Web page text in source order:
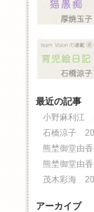
最近の記事
小野麻利江
石橋涼子 20
熊埜御堂由
熊埜御堂由
茂木彩海 20
アーカイブ